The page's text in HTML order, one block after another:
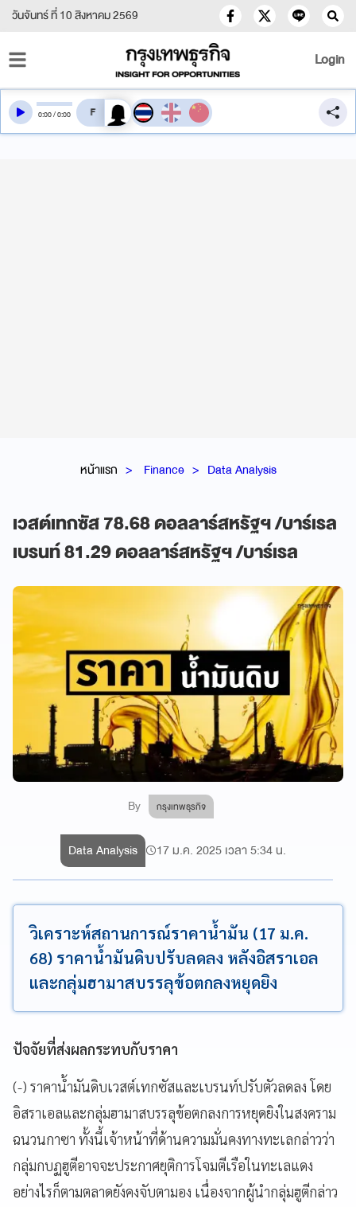
วันจันทร์ ที่ 10 สิงหาคม 2569
Login
หน้าแรก Finance Data Analysis
เวสต์เทกซัส 78.68 ดอลลาร์สหรัฐฯ /บาร์เรล
เบรนท์ 81.29 ดอลลาร์สหรัฐฯ /บาร์เรล
By กรุงเทพธุรกิจ
0:00/0:00 สลับเสียงอ่าน
Data Analysis 17 ม.ค. 2025 เวลา 5:34 น.
วิเคราะห์สถานการณ์ราคาน้ำมัน (17 ม.ค.
68) ราคาน้ำมันดิบปรับลดลง หลังอิสราเอล
และกลุ่มฮามาสบรรลุข้อตกลงหยุดยิง
ปัจจัยที่ส่งผลกระทบกับราคา
(-) ราคาน้ำมันดิบเวสต์เทกซัสและเบรนท์ปรับตัวลดลง โดย
อิสราเอลและกลุ่มฮามาสบรรลุข้อตกลงการหยุดยิงในสงคราม
ฉนวนกาซา ทั้งนี้เจ้าหน้าที่ด้านความมั่นคงทางทะเลกล่าวว่า
กลุ่มกบฏฮูตีอาจจะประกาศยุติการโจมตีเรือในทะเลแดง
อย่างไรก็ตามตลาดยังคงจับตามอง เนื่องจากผู้นำกลุ่มฮูตีกล่าว